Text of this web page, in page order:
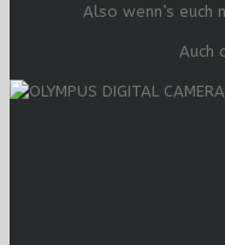
Also wenn’s euch
Auch